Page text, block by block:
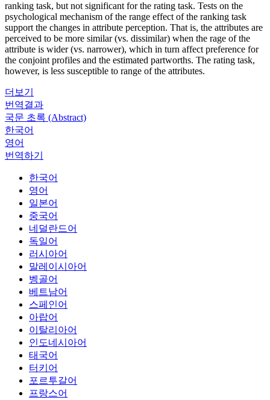
ranking task, but not significant for the rating task. Tests on the
psychological mechanism of the range effect of the ranking task
support the changes in attribute perception. That is, the attributes are
perceived to be more similar (vs. dissimilar) when the rage of the
attribute is wider (vs. narrower), which in turn affect preference for
the conjoint profiles and the estimated partworths. The rating task,
however, is less susceptible to range of the attributes.
더보기
번역결과
국문 초록 (Abstract)
한국어
영어
번역하기
한국어
영어
일본어
중국어
네덜란드어
독일어
러시아어
말레이시아어
벵골어
베트남어
스페인어
아랍어
이탈리아어
인도네시아어
태국어
터키어
포르투갈어
프랑스어